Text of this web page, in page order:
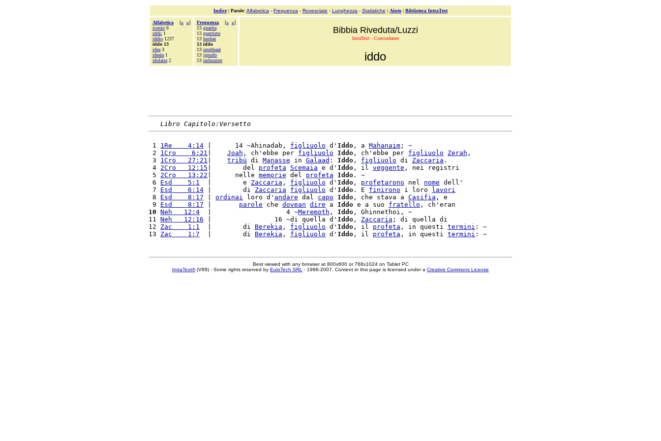
Indice| Parole: Alfabetica - Frequenza - Rovesciate - Lunghezza - Statistiche | Aiuto | Biblioteca IntraText
Alfabetica [« »]
iconio 6
iddii 1
iddio 1237
iddo 13
idea 3
ideala 1
idolatra 2
Frequenza [« »]
13 guarita
13 guerriero
13 hushai
13 iddo
13 ierubbaal
13 ignudo
13 imbrunire
Bibbia Riveduta/Luzzi
IntraText - Concordanze
iddo
Libro Capitolo:Versetto
1 1Re    4:14 |      14 ~Ahinadab, figliuolo d' Iddo , a Mahanaim ; ~
2 1Cro    6:21 Joah , ch'ebbe per figliuolo Iddo , ch'ebbe per figliuolo Zerah ,
3 1Cro   27:21 tribù di Manasse in Galaad : Iddo , figliuolo di Zaccaria .
4 2Cro   12:15 |        del profeta Scemaia e d' Iddo , il veggente , nei registri
5 2Cro   13:22 |      nelle memorie del profeta Iddo . ~
6 Esd    5:1
  |        e
Zaccaria , figliuolo d' Iddo , profetarono nel nome dell'
7 Esd    6:14 |        di Zaccaria figliuolo d' Iddo . E finirono i loro
lavori
8 Esd    8:17 ordinai loro d' andare dal capo Iddo , che stava a Casifia , e
9 Esd    8:17 parole che dovean dire a Iddo e a suo fratello
10 Neh   12:4
  |                   4 ~
Meremoth , Iddo , Ghinnethoi, ~
11 Neh   12:16 |                16 ~di quella d' Iddo , Zaccaria ; di quella di
12 Zac    1:1
  |        di
Berekia , figliuolo d' Iddo , il profeta , in questi termini : ~
13 Zac    1:7
  |        di
Berekia , figliuolo d' Iddo , il profeta , in questi termini
Best viewed with any browser at 800x600 or 768x1024 on Tablet PC
IntraText®(V89) - Some rights reserved by EuloTech SRL - 1996-2007. Content in this page is licensed under a Creative Commons License